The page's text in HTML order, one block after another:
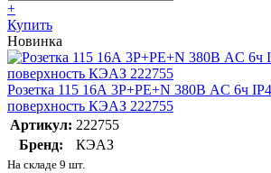
+
Купить
Новинка
Розетка 115 16А 3P+PE+N 380В AC 6ч
поверхность КЭАЗ 222755
Артикул: 222755
Бренд:
КЭАЗ
На складе 9 шт.